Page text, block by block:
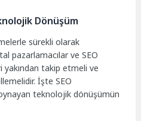
Dönüşüm
sürekli olarak
pazarlamacılar ve SEO
takip etmeli ve
İşte SEO
teknolojik dönüşümün